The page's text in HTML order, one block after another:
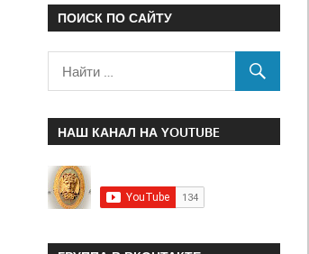
ПОИСК ПО САЙТУ
НАШ КАНАЛ НА YOUTUBE